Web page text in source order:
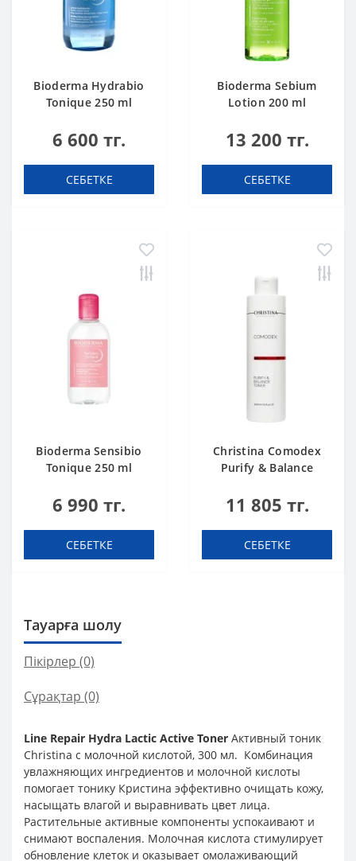
Bioderma Hydrabio
Tonique 250 ml
6 600 тг.
СЕБЕТКЕ
Bioderma Sebium
Lotion 200 ml
13 200 тг.
СЕБЕТКЕ
Bioderma Sensibio
Tonique 250 ml
6 990 тг.
СЕБЕТКЕ
Christina Comodex
Purify & Balance
11 805 тг.
СЕБЕТКЕ
Тауарға шолу
Пікірлер (0)
Сұрақтар (0)
Line Repair Hydra Lactic Active Toner Активный тоник
Christina с молочной кислотой, 300 мл. Комбинация
увлажняющих ингредиентов и молочной кислоты
помогает тонику Кристина эффективно очищать кожу,
насыщать влагой и выравнивать цвет лица.
Растительные активные компоненты успокаивают и
снимают воспаления. Молочная кислота стимулирует
обновление клеток и оказывает омолаживающий